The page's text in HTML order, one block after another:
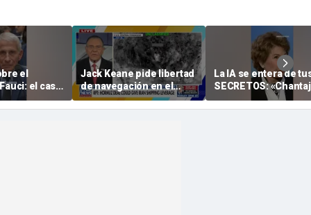
el
el caso
de
Jack Keane pide libertad
de navegación en el
estrecho de Ormuz
La IA se entera de
SECRETOS:
al humano»